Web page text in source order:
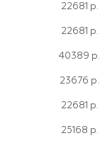
22681 р.
22681 р.
40389 р.
23676 р.
22681 р.
25168 р.